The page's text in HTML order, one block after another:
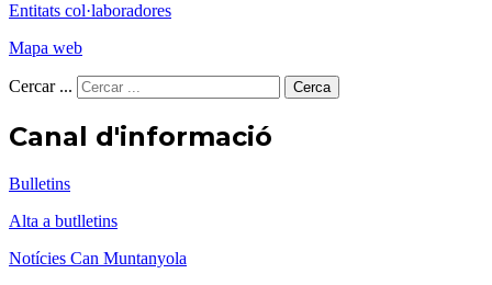
Entitats col·laboradores
Mapa web
Cercar ... Cerca
Canal d'informació
Bulletins
Alta a butlletins
Notícies Can Muntanyola